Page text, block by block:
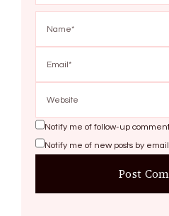
Notify me of follow-up
Notify me of new posts by